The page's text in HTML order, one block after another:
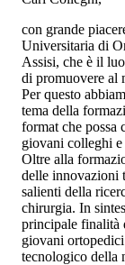
con grande
Universitaria di
Assisi, che è il
di promuovere al
Per questo
tema della
format che possa
giovani colleghi e
Oltre alla
delle innovazioni
salienti della
chirurgia. In
principale finalità
giovani
tecnologico della